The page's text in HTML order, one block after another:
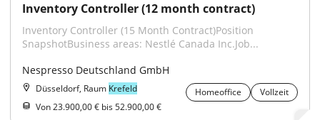
Inventory Controller (12 month contract)
Inventory Controller (15 Month Contract)Position
SnapshotBusiness areas: Nestlé Canada Inc.Job...
Nespresso Deutschland GmbH
Düsseldorf, Raum Krefeld Homeoffice
Vollzeit
Von 23.900,00 € bis 52.900,00 €